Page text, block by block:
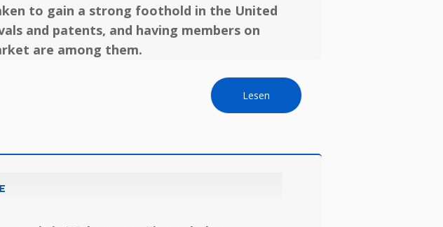
to gain a strong foothold in the United
and patents, and having members on
are among them.
Lesen